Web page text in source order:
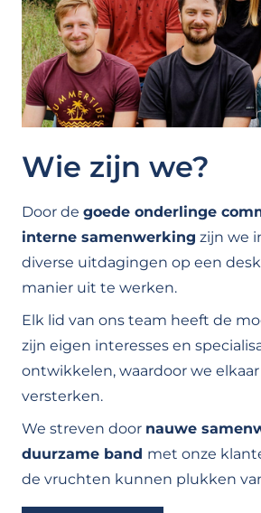
Wie zijn we?
Door de goede onderlinge
interne samenwerking zijn we
diverse uitdagingen op een
manier uit te werken.
Elk lid van ons team heeft de
zijn eigen interesses en
ontwikkelen, waardoor we
versterken.
We streven door nauwe
duurzame band met onze
de vruchten kunnen plukken